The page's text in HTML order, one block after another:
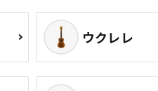
ウクレレ